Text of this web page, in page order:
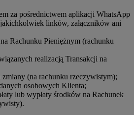
za pośrednictwem aplikacji WhatsApp
linków, załączników ani
Rachunku Pieniężnym (rachunku
realizacją Transakcji na
zmiany (na rachunku rzeczywistym);
osobowych Klienta;
lub wypłaty środków na Rachunek